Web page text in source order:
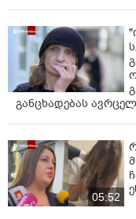
განცხადებას
05:52